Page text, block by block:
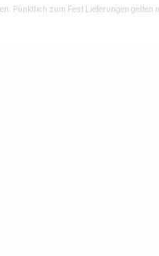
Pünktlich zum Fest Lieferungen gelten